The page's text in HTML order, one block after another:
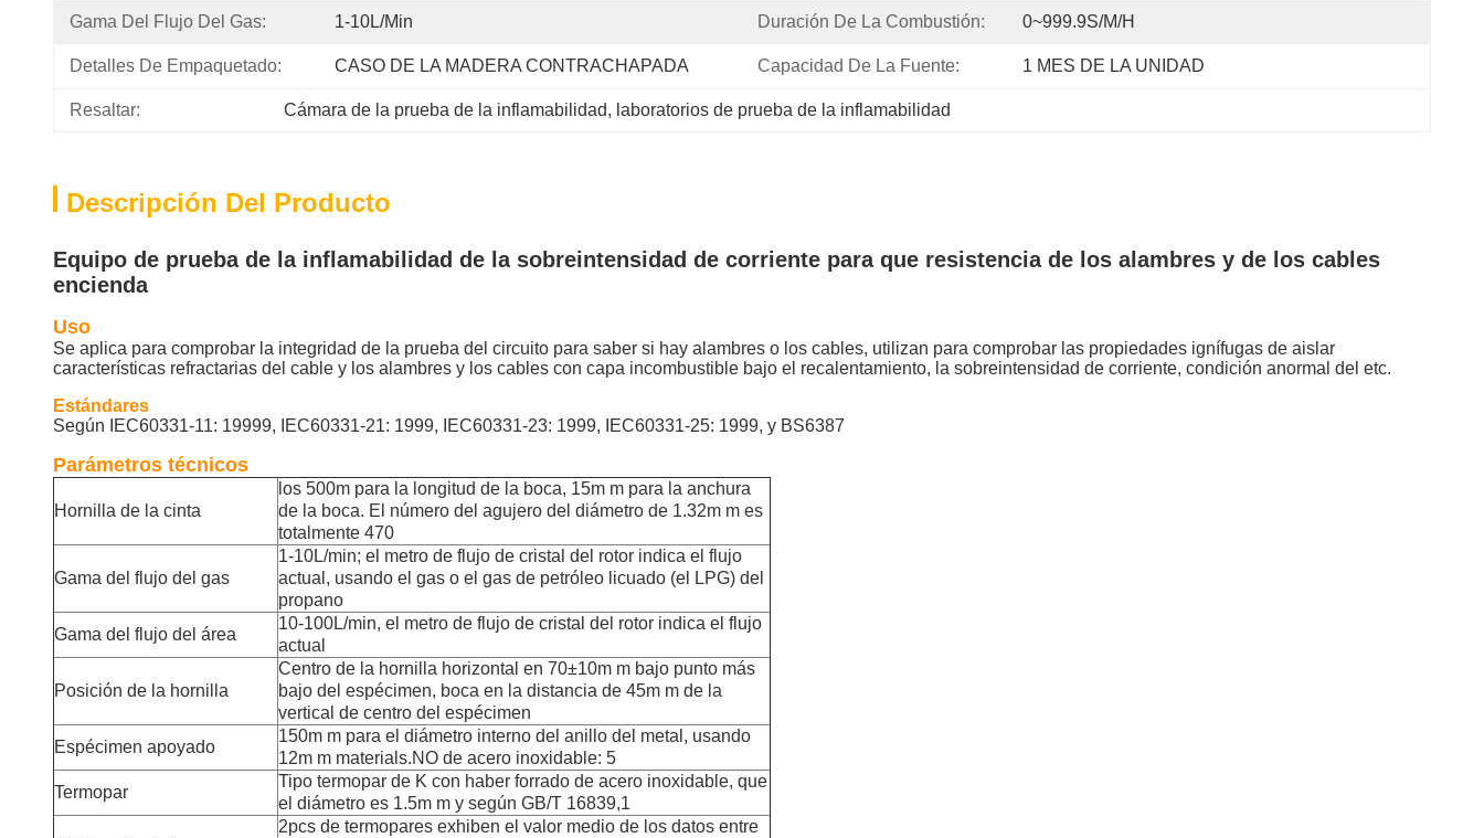
Gama Del Flujo Del Gas: 1-10L/min Duración De La Combustión: 0~999.9S/M/H
Detalles De Empaquetado: CASO DE LA MADERA CONTRACHAPADA Capacidad De La Fuente: 1 MES DE LA UNIDAD
Resaltar: Cámara de la prueba de la inflamabilidad, laboratorios de prueba de la inflamabilidad
Descripción Del Producto
Equipo de prueba de la inflamabilidad de la sobreintensidad de corriente para que resistencia de los alambres y de los cables
encienda
Uso
Se aplica para comprobar la integridad de la prueba del circuito para saber si hay alambres o los cables, utilizan para comprobar las propiedades ignífugas de aislar
características refractarias del cable y los alambres y los cables con capa incombustible bajo el recalentamiento, la sobreintensidad de corriente, condición anormal del etc.
Estándares
Según IEC60331-11: 19999, IEC60331-21: 1999, IEC60331-23: 1999, IEC60331-25: 1999, y BS6387
Parámetros técnicos
Hornilla de la cinta
los 500m para la longitud de la boca, 15m m para la anchura
de la boca. El número del agujero del diámetro de 1.32m m es
totalmente 470
Gama del flujo del gas
1-10L/min; el metro de flujo de cristal del rotor indica el flujo
actual, usando el gas o el gas de petróleo licuado (el LPG) del
propano
Gama del flujo del área
10-100L/min, el metro de flujo de cristal del rotor indica el flujo
actual
Posición de la hornilla
Centro de la hornilla horizontal en 70±10m m bajo punto más
bajo del espécimen, boca en la distancia de 45m m de la
vertical de centro del espécimen
Espécimen apoyado
150m m para el diámetro interno del anillo del metal, usando
12m m materials.NO de acero inoxidable: 5
Termopar
Tipo termopar de K con haber forrado de acero inoxidable, que
el diámetro es 1.5m m y según GB/T 16839,1
2pcs de termopares exhiben el valor medio de los datos entre